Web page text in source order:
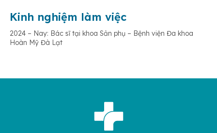
Kinh nghiệm làm việc
2024 – Nay: Bác sĩ tại khoa Sản phụ – Bệnh viện Đa khoa
Hoàn Mỹ Đà Lạt